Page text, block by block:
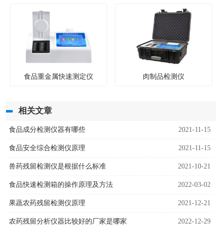
食品重金属快速测定仪 肉制品检测仪
相关文章
食品成分检测仪器有哪些 2021-11-15
食品安全综合检测仪原理 2021-11-15
兽药残留检测仪是根据什么标准 2021-10-21
食品快速检测箱的操作原理及方法 2022-03-02
果蔬农药残留检测仪原理 2021-12-21
农药残留分析仪器比较好的厂家是哪家 2022-12-29